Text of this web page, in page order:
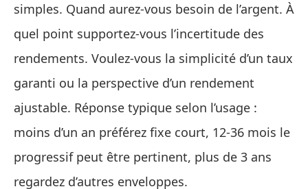
simples. Quand aurez‑vous besoin de l’argent. À
quel point supportez‑vous l’incertitude des
rendements. Voulez‑vous la simplicité d’un taux
garanti ou la perspective d’un rendement
ajustable. Réponse typique selon l’usage :
moins d’un an préférez fixe court, 12‑36 mois le
progressif peut être pertinent, plus de 3 ans
regardez d’autres enveloppes.